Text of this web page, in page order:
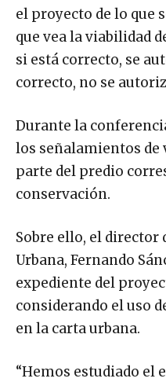
el proyecto de lo que
que vea la viabilidad
si está correcto, se
correcto, no se
Durante la
los señalamientos de
parte del predio
conservación.
Sobre ello, el
Urbana, Fernando
expediente del
considerando el uso
en la carta urbana.
“Hemos estudiado el